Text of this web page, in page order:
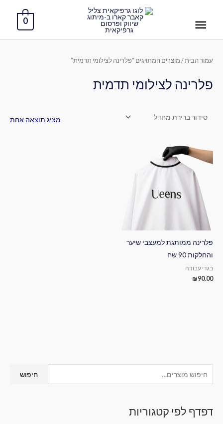
ראשי
0
י
ו
חיפוש
דפדף לפי קטגוריות
עמוד הבית/ מוצרים המתויגים “פלרינה לצילומי תדמית”
פלרינה לצילומי תדמית
מציג תוצאה אחת
פלרינה ממותגת למעצבי שיער
והחלקות 90 שח
בגדי עבודה
₪90.00